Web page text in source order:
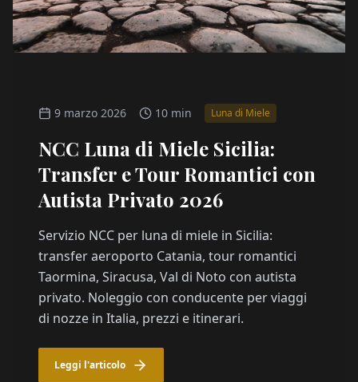
9 marzo 2026 10 min Luna di Miele
NCC Luna di Miele Sicilia:
Transfer e Tour Romantici con
Autista Privato 2026
Servizio NCC per luna di miele in Sicilia:
transfer aeroporto Catania, tour romantici
Taormina, Siracusa, Val di Noto con autista
privato. Noleggio con conducente per viaggi
di nozze in Italia, prezzi e itinerari.
Leggi l'articolo